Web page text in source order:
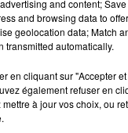
par le
Thomas à
dans des
and content;
and browsing data to
geolocation data; Match
transmitted automatically.
en cliquant sur "Accepter
également refuser en
à jour vos choix, ou